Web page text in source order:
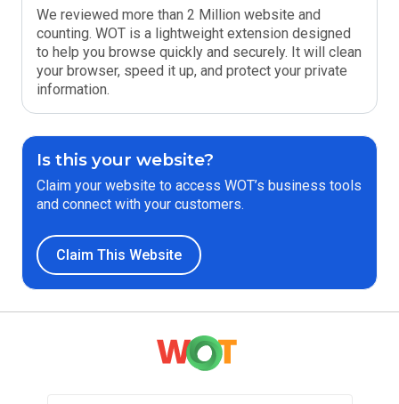
We reviewed more than 2 Million website and
counting. WOT is a lightweight extension designed
to help you browse quickly and securely. It will clean
your browser, speed it up, and protect your private
information.
Is this your website?
Claim your website to access WOT’s business tools
and connect with your customers.
Claim This Website